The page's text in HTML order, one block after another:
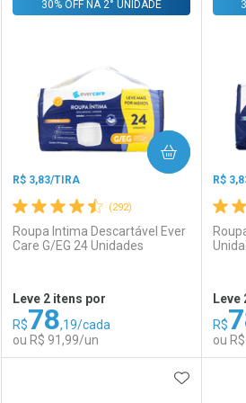
Comprar sem Desconto
Por R$ 114,90/cada
Comprar sem Desconto
Por R$ 114,90/cada
(292)
R$ 3,83/TIRA
Roupa Intima Descartável Ever
Care G/EG 24 Unidades
30% OFF NA 2° UNIDADE
Leve 2 itens por
R$78,19/cada
ou R$ 91,99/un
COMPRAR
R$
Leve
R$
ou